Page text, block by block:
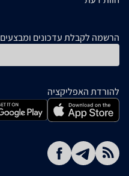
הרשמה לקבלת עדכונים ומבצעים
להורדת האפליקציה